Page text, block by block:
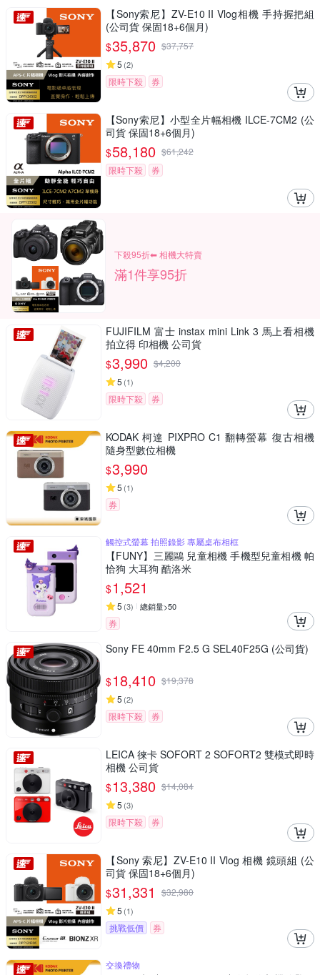
【Sony索尼】ZV-E10 II Vlog相機 手持握把組
(公司貨 保固18+6個月)
$35,870 $37,757
5 (2)
限時下殺 券
【Sony索尼】小型全片幅相機 ILCE-7CM2 (公
司貨 保固18+6個月)
$58,180 $61,242
限時下殺
券
下殺95折⬅︎ 相機大特賣
滿1件享95折
FUJIFILM 富士 instax mini Link 3 馬上看相機
拍立得 印相機 公司貨
$3,990 $4,200
5 (1)
限時下殺 券
KODAK 柯達 PIXPRO C1 翻轉螢幕 復古相機
隨身型數位相機
$3,990
5 (1)
券
觸控式螢幕 拍照錄影 專屬桌布相框
【FUNY】三麗鷗 兒童相機 手機型兒童相機 帕
恰狗 大耳狗 酷洛米
$1,521
5 (3) 總銷量>50
券
Sony FE 40mm F2.5 G SEL40F25G (公司貨)
$18,410 $19,378
5 (2)
限時下殺 券
LEICA 徠卡 SOFORT 2 SOFORT2 雙模式即時
相機 公司貨
$13,380 $14,084
5 (3)
限時下殺 券
【Sony 索尼】ZV-E10 II Vlog 相機 鏡頭組 (公
司貨 保固18+6個月)
$31,331 $32,980
5 (1)
挑戰低價 券
交換禮物